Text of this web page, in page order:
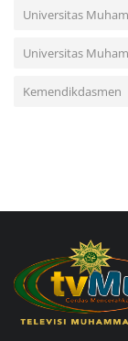
Universitas
Universitas
Kemendikdasmen